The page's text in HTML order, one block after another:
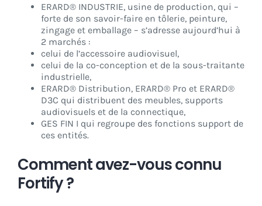
ERARD® INDUSTRIE, usine de production, qui –
forte de son savoir-faire en tôlerie, peinture,
zingage et emballage – s’adresse aujourd’hui à
2 marchés :
celui de l’accessoire audiovisuel,
celui de la co-conception et de la sous-traitante
industrielle,
ERARD® Distribution, ERARD® Pro et ERARD®
D3C qui distribuent des meubles, supports
audiovisuels et de la connectique,
GES FIN I qui regroupe des fonctions support de
ces entités.
Comment avez-vous connu
Fortify ?